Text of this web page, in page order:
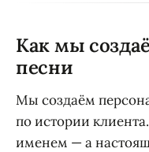
Как мы
песни
Мы создаём
по истории
именем — а